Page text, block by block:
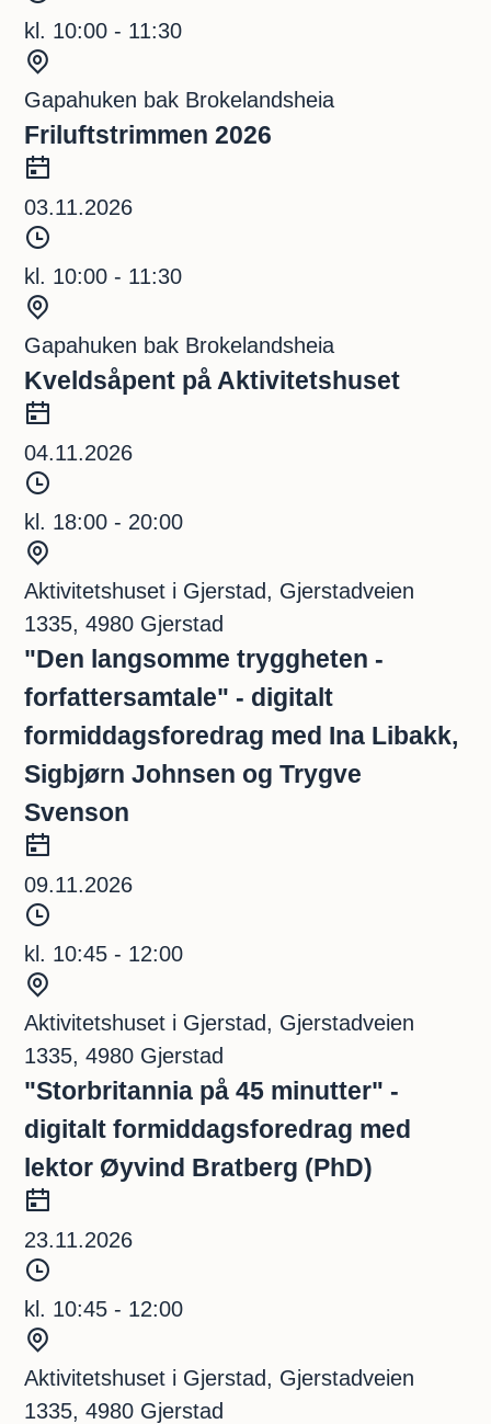
o
i
s
p
kl. 10:00 - 11:30
t
e
Gapahuken bak Brokelandsheia
Friluftstrimmen 2026
a
o
03.11.2026
i
s
p
kl. 10:00 - 11:30
t
e
Gapahuken bak Brokelandsheia
Kveldsåpent på Aktivitetshuset
a
o
04.11.2026
i
s
p
u
n
t
kl. 18:00 - 20:00
t
e
d
Aktivitetshuset i Gjerstad, Gjerstadveien
1335, 4980 Gjerstad
"Den langsomme tryggheten -
forfattersamtale" - digitalt
formiddagsforedrag med Ina Libakk,
Sigbjørn Johnsen og Trygve
Svenson
a
o
09.11.2026
i
s
p
u
n
k
t
kl. 10:45 - 12:00
t
e
d
Aktivitetshuset i Gjerstad, Gjerstadveien
1335, 4980 Gjerstad
"Storbritannia på 45 minutter" -
digitalt formiddagsforedrag med
lektor Øyvind Bratberg (PhD)
a
o
23.11.2026
i
s
p
kl. 10:45 - 12:00
t
e
Aktivitetshuset i Gjerstad, Gjerstadveien
1335, 4980 Gjerstad